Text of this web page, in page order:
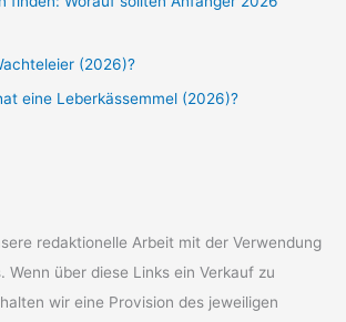
(2026)?
eine Leberkässemmel (2026)?
redaktionelle Arbeit mit der Verwendung
Wenn über diese Links ein Verkauf zu
wir eine Provision des jeweiligen